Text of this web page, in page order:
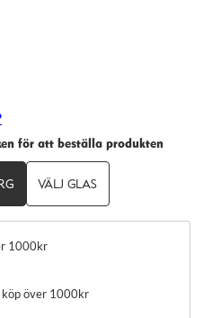
för att beställa produkten
VÄLJ GLAS
1000kr
köp över 1000kr